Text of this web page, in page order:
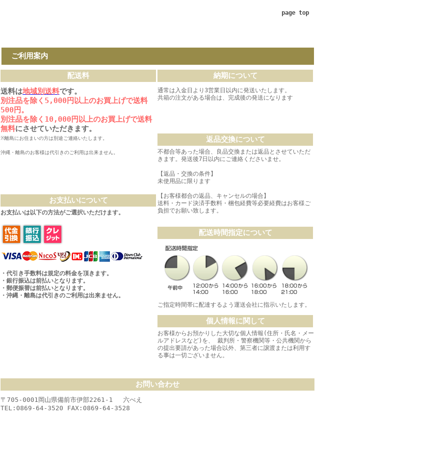
page top
ご利用案内
配送料
送料は地域別送料です。
別注品を除く5,000円以上のお買上げで送料
500円。
別注品を除く10,000円以上のお買上げで送料
無料にさせていただきます。
※離島にお住まいの方は別途ご連絡いたします。
沖縄・離島のお客様は代引きのご利用は出来ません。
お支払いについて
お支払いは以下の方法がご選択いただけます。
・代引き手数料は規定の料金を頂きます。
・銀行振込は前払いとなります。
・郵便振替は前払いとなります。
・沖縄・離島は代引きのご利用は出来ません。
納期について
通常は入金日より3営業日以内に発送いたします。
共箱の注文がある場合は、完成後の発送になります
返品交換について
不都合等あった場合、良品交換または返品とさせていただ
きます。発送後7日以内にご連絡くださいませ。
【返品・交換の条件】
未使用品に限ります
【お客様都合の返品、キャンセルの場合】
送料・カード決済手数料・梱包経費等必要経費はお客様ご
負担でお願い致します。
配送時間指定について
ご指定時間帯に配達するよう運送会社に指示いたします。
個人情報に関して
お客様からお預かりした大切な個人情報(住所・氏名・メー
ルアドレスなど)を、 裁判所・警察機関等・公共機関から
の提出要請があった場合以外、第三者に譲渡または利用す
る事は一切ございません。
お問い合わせ
〒705-0001岡山県備前市伊部2261-1 六べえ
TEL:0869-64-3520 FAX:0869-64-3528